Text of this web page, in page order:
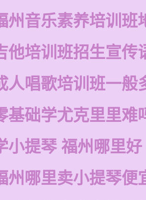
州音乐素养培训班
他培训班招生宣传
人唱歌培训班一般
基础学尤克里里难
小提琴 福州哪里好
州哪里卖小提琴便